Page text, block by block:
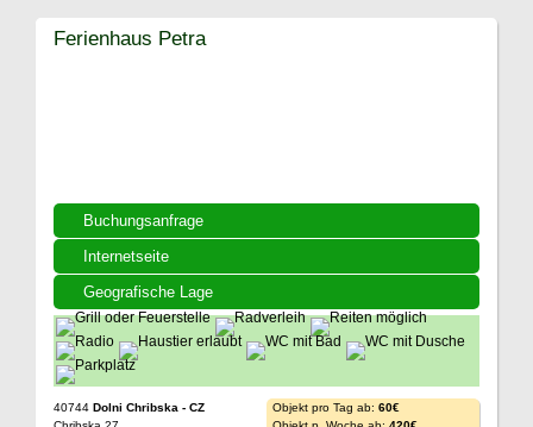
Buchungsanfrage
Internetseite
Geografische Lage
Ferienhaus Petra
40744 Dolni Chribska - CZ
Objekt pro Tag ab: 60€